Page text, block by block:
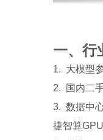
一、行
1. 大模型
2. 国内二
3. 数据中
捷智算